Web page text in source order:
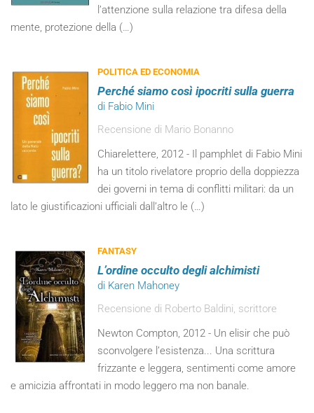
l’attenzione sulla relazione tra difesa della
mente, protezione della (…)
POLITICA ED ECONOMIA
Perché siamo così ipocriti sulla guerra
di Fabio Mini
Recensione di Mario Bonanno
Chiarelettere, 2012 - Il pamphlet di Fabio Mini
ha un titolo rivelatore proprio della doppiezza
dei governi in tema di conflitti militari: da un
lato le giustificazioni ufficiali dall’altro le (…)
FANTASY
L’ordine occulto degli alchimisti
di Karen Mahoney
Recensione di Roberto Baldini, scrittore
Newton Compton, 2012 - Un elisir che può
sconvolgere l’esistenza... Una scrittura
frizzante e leggera, sentimenti come amore
e amicizia affrontati in modo leggero ma non banale.